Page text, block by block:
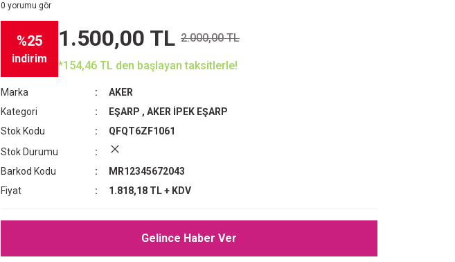
0 yorumu gör
%25
indirim
1.500,00 TL 2.000,00 TL
*154,46 TL den başlayan taksitlerle!
Marka
AKER
Kategori
EŞARP , AKER İPEK EŞARP
Stok Kodu
QFQT6ZF1061
Stok Durumu
Barkod Kodu
MR12345672043
Fiyat
1.818,18 TL + KDV
Gelince Haber Ver